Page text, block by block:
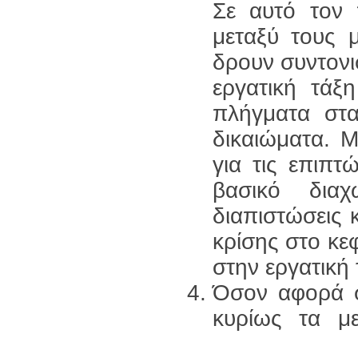
Σε αυτό τον
μεταξύ τους
δρουν
εργατική
πλήγματα στα
δικαιώματα.
για τις
βασικό
διαπιστώσεις
κρίσης στο
στην εργατική
Όσον αφορά
κυρίως τα